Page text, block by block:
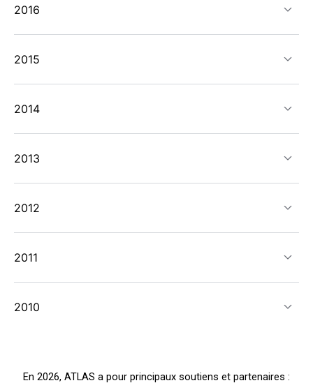
2016
2015
2014
2013
2012
2011
2010
En 2026, ATLAS a pour principaux soutiens et partenaires :